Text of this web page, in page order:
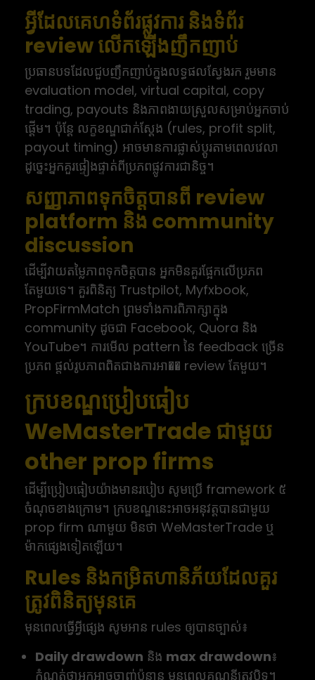
អ្វីដែលគេហទំព័រផ្លូវការ និងទំព័រ
review លើកឡើងញឹកញាប់
ប្រធានបទដែលជួបញឹកញាប់ក្នុងលទ្ធផលស្វែងរក រួមមាន
evaluation model, virtual capital, copy
trading, payouts និងភាពងាយស្រួលសម្រាប់អ្នកចាប់
ផ្តើម។ ប៉ុន្តែ លក្ខខណ្ឌជាក់ស្តែង (rules, profit split,
payout timing) អាចមានការផ្លាស់ប្តូរតាមពេលវេលា
ដូច្នេះអ្នកគួរផ្ទៀងផ្ទាត់ពីប្រភពផ្លូវការជានិច្ច។
សញ្ញាភាពទុកចិត្តបានពី review
platform និង community
discussion
ដើម្បីវាយតម្លៃភាពទុកចិត្តបាន អ្នកមិនគួរផ្អែកលើប្រភព
តែមួយទេ។ គួរពិនិត្យ Trustpilot, Myfxbook,
PropFirmMatch ព្រមទាំងការពិភាក្សាក្នុង
community ដូចជា Facebook, Quora និង
YouTube។ ការមើល pattern នៃ feedback ច្រើន
ប្រភព ផ្តល់រូបភាពពិតជាងការអា�� review តែមួយ។
ក្របខណ្ឌប្រៀបធៀប
WeMasterTrade ជាមួយ
other prop firms
ដើម្បីប្រៀបធៀបយ៉ាងមានរបៀប សូមប្រើ framework ៥
ចំណុចខាងក្រោម។ ក្របខណ្ឌនេះអាចអនុវត្តបានជាមួយ
prop firm ណាមួយ មិនថា WeMasterTrade ឬ
ម៉ាកផ្សេងទៀតឡើយ។
Rules និងកម្រិតហានិភ័យដែលគួរ
ត្រូវពិនិត្យមុនគេ
មុនពេលធ្វើអ្វីផ្សេង សូមអាន rules ឲ្យបានច្បាស់៖
Daily drawdown និង max drawdown៖
កំណត់ថាអ្នកអាចចាញ់ប៉ុន្មាន មុនពេលគណនីត្រូវបិទ។